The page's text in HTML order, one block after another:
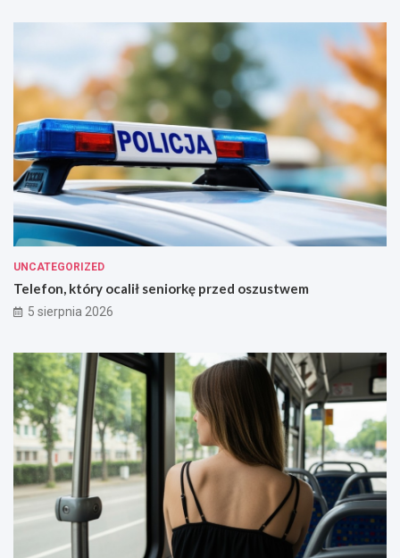
i
UNCATEGORIZED
Telefon, który ocalił seniorkę przed oszustwem
5 sierpnia 2026